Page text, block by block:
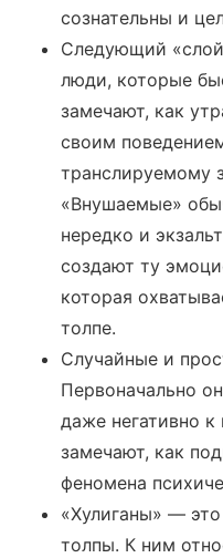
сознательны и
Следующий
люди, которые
замечают, как
своим
транслируемому
«Внушаемые»
нередко и
создают ту
которая
толпе.
Случайные и
Первоначально
даже негативно
замечают, как
феномена
«Хулиганы» —
толпы. К ним